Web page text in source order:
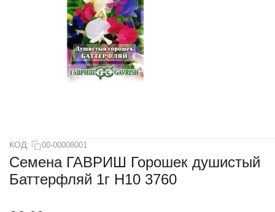
КОД: 00-00008001
Семена ГАВРИШ Горошек душистый
Баттерфляй 1г Н10 3760